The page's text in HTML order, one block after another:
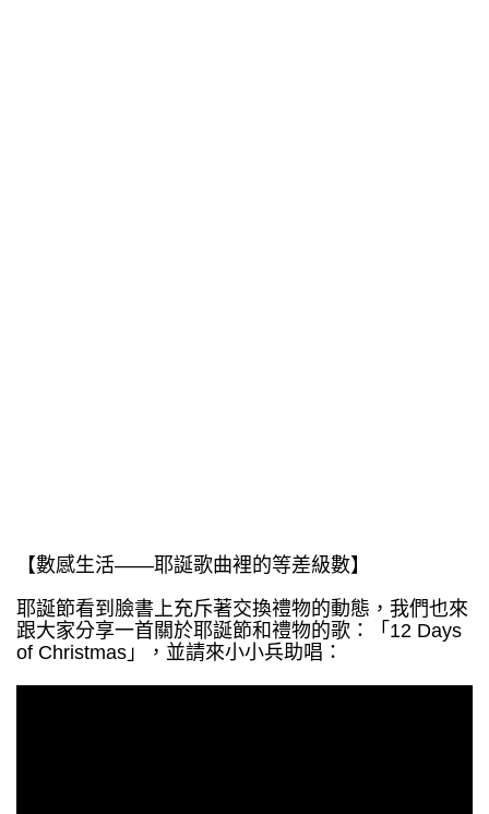
【數感生活——耶誕歌曲裡的等差級數】
耶誕節看到臉書上充斥著交換禮物的動態，我們也來
跟大家分享一首關於耶誕節和禮物的歌：「12 Days
of Christmas」，並請來小小兵助唱：